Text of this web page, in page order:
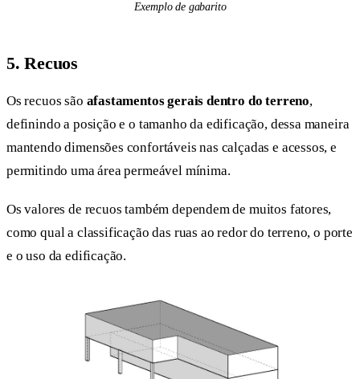
Exemplo de gabarito
5. Recuos
Os recuos são afastamentos gerais dentro do terreno,
definindo a posição e o tamanho da edificação, dessa maneira
mantendo dimensões confortáveis nas calçadas e acessos, e
permitindo uma área permeável mínima.
Os valores de recuos também dependem de muitos fatores,
como qual a classificação das ruas ao redor do terreno, o porte
e o uso da edificação.